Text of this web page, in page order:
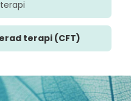
terapi (CFT)